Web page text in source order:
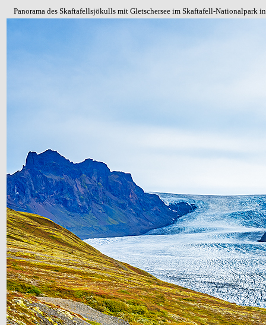
Panorama des Skaftafellsjökulls mit Gletschersee im Skaftafell-Nationalpark